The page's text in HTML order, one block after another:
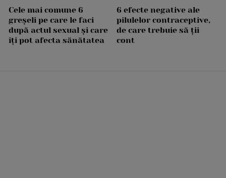
Cele mai comune 6
greșeli pe care le faci
după actul sexual și care
îți pot afecta sănătatea
6 efecte negative ale
pilulelor contraceptive,
de care trebuie să ții
cont